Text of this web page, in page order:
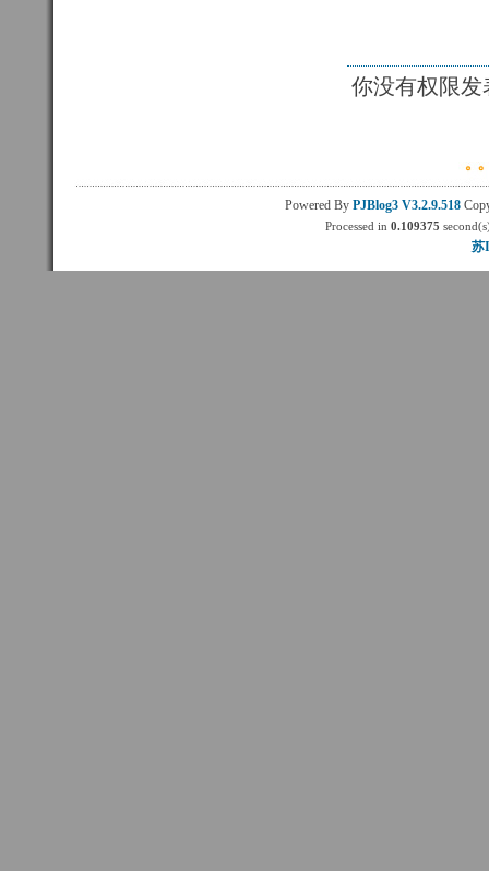
你没有权限发
Powered By PJBlog3 V3.2.9.518
Processed in0.109375
苏